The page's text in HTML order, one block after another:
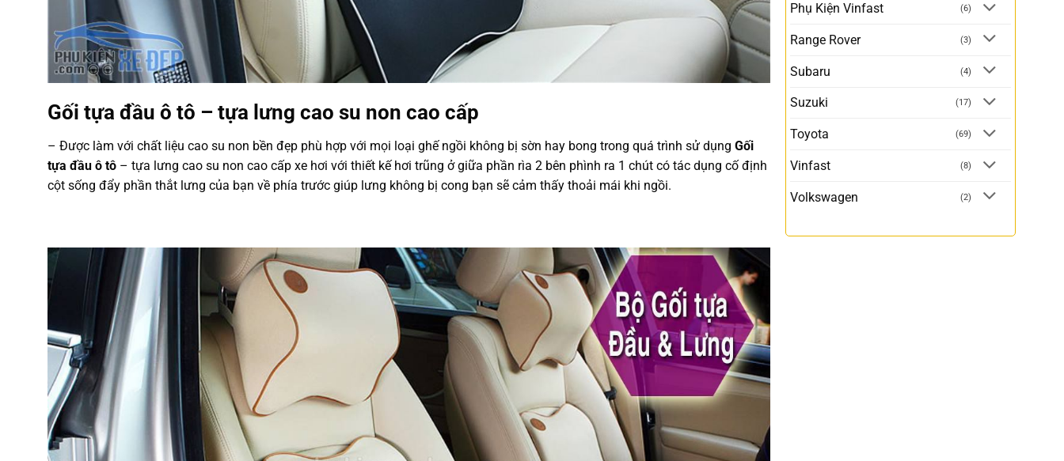
Gối tựa đầu ô tô – tựa lưng cao su non cao cấp
– Được làm với chất liệu cao su non bền đẹp phù hợp với mọi loại ghế ngồi không bị sờn hay bong trong quá trình sử dụngGối
tựa đầu ô tô – tựa lưng cao su non cao cấp xe hơi với thiết kế hơi trũng ở giữa phần rìa 2 bên phình ra 1 chút có tác dụng cố định
cột sống đẩy phần thắt lưng của bạn về phía trước giúp lưng không bị cong bạn sẽ cảm thấy thoải mái khi ngồi.
Phụ Kiện Vinfast (6)
Range Rover (3)
Subaru (4)
Suzuki (17)
Toyota (69)
Vinfast (8)
Volkswagen (2)